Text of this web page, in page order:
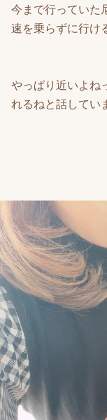
今まで行っていた
速を乗らずに行け
やっぱり近いよね
れるねと話してい